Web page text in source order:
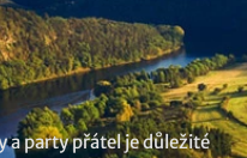
a party přátel je důležité